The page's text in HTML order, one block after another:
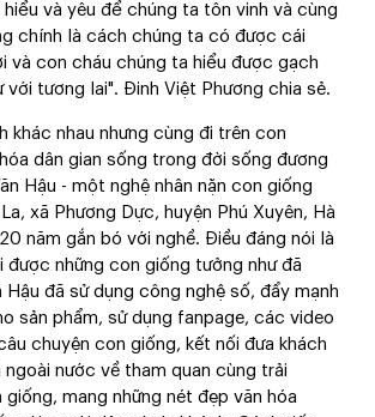
hiểu và yêu để chúng ta tôn vinh và cùng
chính là cách chúng ta có được cái
và con cháu chúng ta hiểu được gạch
với tương lai". Đinh Việt Phương chia sẻ.
khác nhau nhưng cùng đi trên con
dân gian sống trong đời sống đương
Hậu - một nghệ nhân nặn con giống
xã Phương Dực, huyện Phú Xuyên, Hà
năm gắn bó với nghề. Điều đáng nói là
được những con giống tưởng như đã
Hậu đã sử dụng công nghệ số, đẩy mạnh
sản phẩm, sử dụng fanpage, các video
chuyện con giống, kết nối đưa khách
nước về tham quan cùng trải
giống, mang những nét đẹp văn hóa